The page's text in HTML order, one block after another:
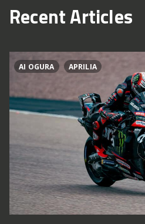
Recent Articles
AI OGURA APRILIA